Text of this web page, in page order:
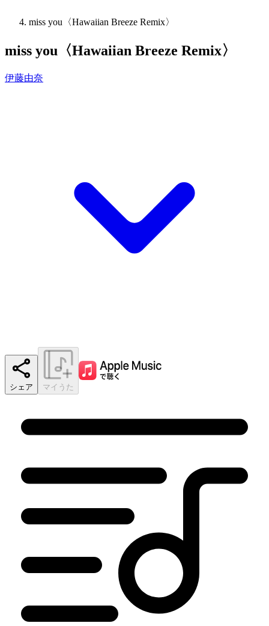
miss you〈Hawaiian Breeze Remix〉
miss you〈Hawaiian Breeze Remix〉
伊藤由奈
シェア マイうた